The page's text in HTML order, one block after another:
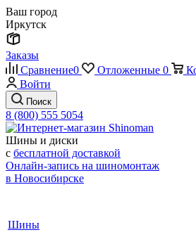
Ваш город
Иркутск
Заказы
Сравнение0 Отложенные 0
Войти
Поиск
8 (800) 555 5054
Шины и диски
с бесплатной доставкой
Онлайн-запись на шиномонтаж
в Новосибирске
Шины